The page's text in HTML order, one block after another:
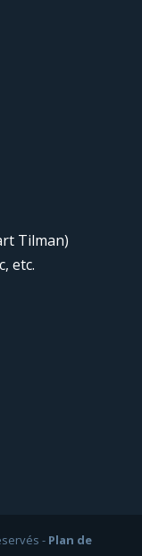
Tilman)
etc.
- Plan de